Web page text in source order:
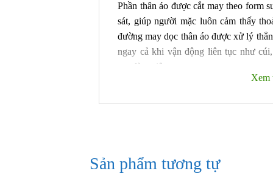
Phần thân áo được cắt may theo form
sát, giúp người mặc luôn cảm thấy
đường may dọc thân áo được xử lý
ngay cả khi vận động liên tục như
vực làm việc.
nhỏ phía trên. Các túi được may chìm
Xem
Sản phẩm tương tự